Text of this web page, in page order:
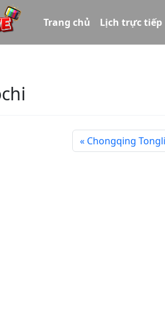
Trang chủ Lịch trực tiếp
Chongqing